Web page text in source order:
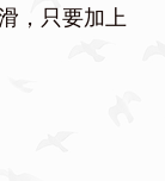
，只要加上